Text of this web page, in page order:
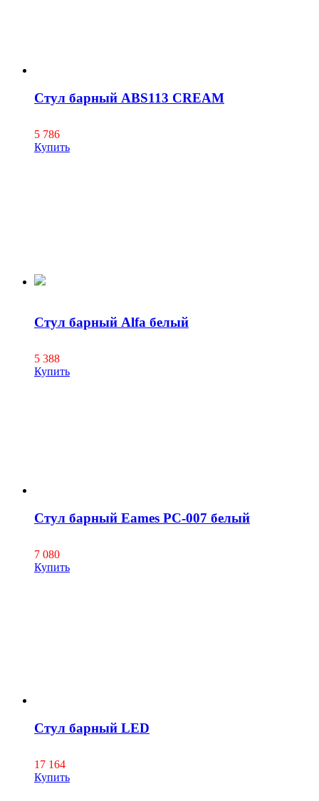
Стул барный ABS113 CREAM
5 786
Купить
Стул барный Alfa белый
5 388
Купить
Стул барный Eames PC-007 белый
7 080
Купить
Стул барный LED
17 164
Купить